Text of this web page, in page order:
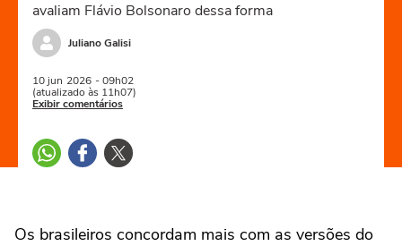
avaliam Flávio Bolsonaro dessa forma
Juliano Galisi
10 jun 2026 - 09h02
(atualizado às 11h07)
Exibir comentários
Os brasileiros concordam mais com as versões do